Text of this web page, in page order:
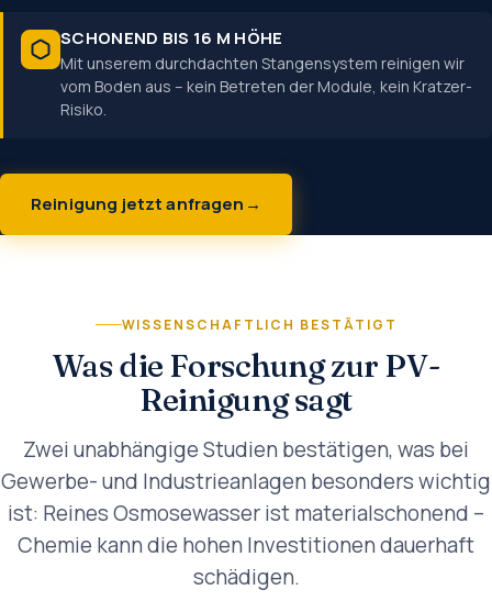
SCHONEND BIS 16 M HÖHE
Mit unserem durchdachten Stangensystem reinigen wir
vom Boden aus – kein Betreten der Module, kein Kratzer-
Risiko.
Reinigung jetzt anfragen
WISSENSCHAFTLICH BESTÄTIGT
Was die Forschung zur PV-
Reinigung sagt
Zwei unabhängige Studien bestätigen, was bei
Gewerbe- und Industrieanlagen besonders wichtig
ist: Reines Osmosewasser ist materialschonend –
Chemie kann die hohen Investitionen dauerhaft
schädigen.